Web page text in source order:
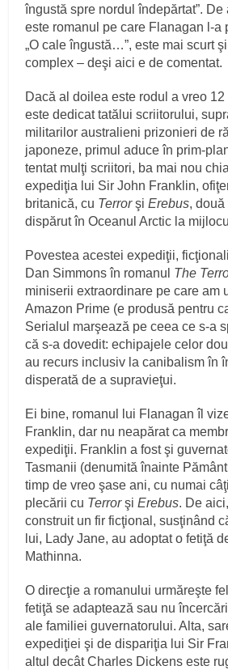
îngustă spre nordul îndepărtat”. De
este romanul pe care Flanagan l-a
„O cale îngustă…”, este mai scurt
complex – deşi aici e de comentat.
Dacă al doilea este rodul a vreo
este dedicat tatălui scriitorului,
militarilor australieni prizonieri de
japoneze, primul aduce în prim-
tentat mulţi scriitori, ba mai nou
expediţia lui Sir John Franklin,
britanică, cu TerrorşiErebus, două
dispărut în Oceanul Arctic la
Povestea acestei expediţii,
Dan Simmons în romanul The
miniserii extraordinare pe care am
Amazon Prime (e produsă pentru
Serialul marşează pe ceea ce s-a
că s-a dovedit: echipajele celor
au recurs inclusiv la canibalism în
disperată de a supravieţui.
Ei bine, romanul lui Flanagan îl
Franklin, dar nu neapărat ca
expediţii. Franklin a fost şi
Tasmanii (denumită înainte
timp de vreo şase ani, cu numai
plecării cu TerrorşiErebus. De
construit un fir ficţional, susţinând
lui, Lady Jane, au adoptat o fetiţă
Mathinna.
O direcţie a romanului urmăreşte
fetiţă se adaptează sau nu
ale familiei guvernatorului. Alta,
expediţiei şi de dispariţia lui Sir
altul decât Charles Dickens este